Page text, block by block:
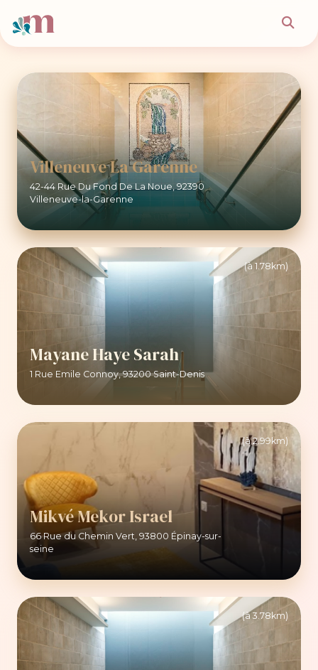
Villeneuve La Garenne
42-44 Rue Du Fond De La Noue, 92390
Villeneuve-la-Garenne
(à 1.78km)
Mayane Haye Sarah
1 Rue Emile Connoy, 93200 Saint-Denis
(à 2.99km)
Mikvé Mekor Israel
66 Rue du Chemin Vert, 93800 Épinay-sur-
seine
(à 3.78km)